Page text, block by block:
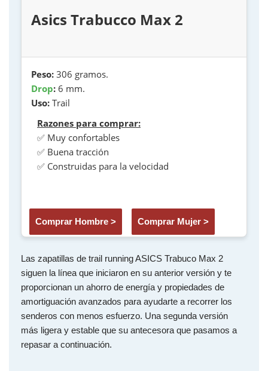
Asics Trabucco Max 2
Peso: 306 gramos.
Drop: 6 mm.
Uso: Trail
Razones para comprar:
✅ Muy confortables
✅ Buena tracción
✅ Construidas para la velocidad
Comprar Hombre > Comprar Mujer >
Las zapatillas de trail running ASICS Trabuco Max 2
siguen la línea que iniciaron en su anterior versión y te
proporcionan un ahorro de energía y propiedades de
amortiguación avanzados para ayudarte a recorrer los
senderos con menos esfuerzo.​ Una segunda versión
más ligera y estable que su antecesora que pasamos a
repasar a continuación.